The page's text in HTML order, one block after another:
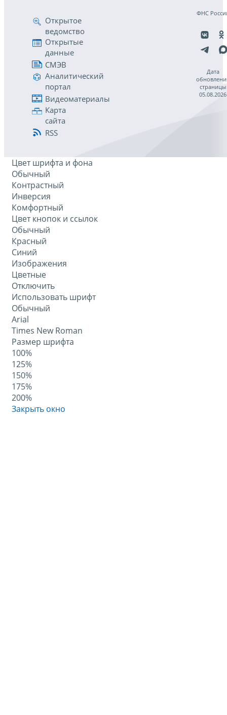
Открытое
ведомство
Открытые
данные
СМЭВ
Аналитический
портал
Видеоматериалы
Карта
сайта
RSS
ФНС
Дата
страницы
05.08.2026
Цвет шрифта и фона
Обычный
Контрастный
Инверсия
Комфортный
Цвет кнопок и ссылок
Обычный
Красный
Синий
Изображения
Цветные
Отключить
Использовать шрифт
Обычный
Arial
Times New Roman
Размер шрифта
100%
125%
150%
175%
200%
Закрыть окно